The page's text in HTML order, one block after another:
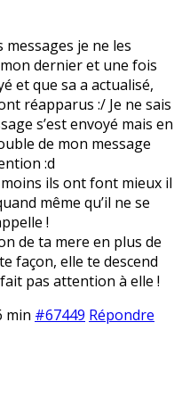
je ne les
dernier et une fois
et que sa a actualisé,
réapparus :/ Je ne sais
s’est envoyé mais en
de mon message
:d
ils ont font mieux il
même qu’il ne se
!
de ta mere en plus de
façon, elle te descend
pas attention à elle !
min #67449 Répondre